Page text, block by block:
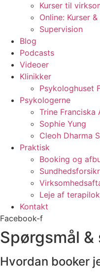
Kurser til
Online: Kurser
Supervision
Blog
Podcasts
Videoer
Klinikker
Psykologhuset
Psykologerne
Trine Franciska
Sophie Yung
Cleoh Dharma
Praktisk
Booking og
Leje af
Kontakt
Facebook-f
Spørgsmål &
Hvordan booker